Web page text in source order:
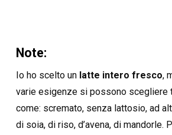
Note:
Io ho scelto un latte intero fresco,
varie esigenze si possono scegliere
come: scremato, senza lattosio, ad
di soia, di riso, d’avena, di mandorle.